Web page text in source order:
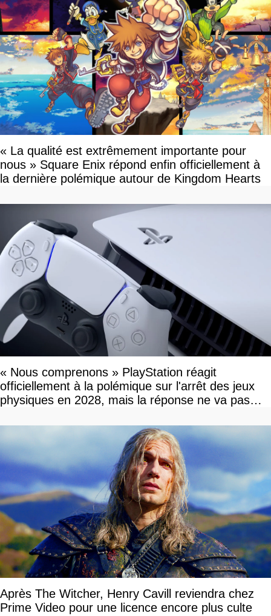
« La qualité est extrêmement importante pour
nous » Square Enix répond enfin officiellement à
la dernière polémique autour de Kingdom Hearts
« Nous comprenons » PlayStation réagit
officiellement à la polémique sur l'arrêt des jeux
physiques en 2028, mais la réponse ne va pas
Après The Witcher, Henry Cavill reviendra chez
Prime Video pour une licence encore plus culte